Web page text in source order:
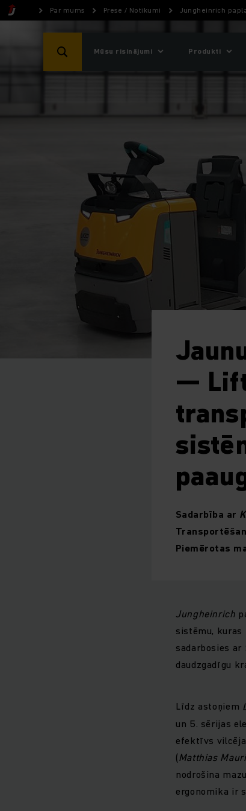
Par mums Prese / Notikumi Jungheinrich
Mūsu risinājumi Produkti
—
Sadarbība ar
Piemērotas
Jungheinrich
sistēmu, kuras
sadarbosies ar
daudzgadīgu
Līdz astoņiem
un 5. sērijas
efektīvs
(Matthias
nodrošina
ergonomika ir